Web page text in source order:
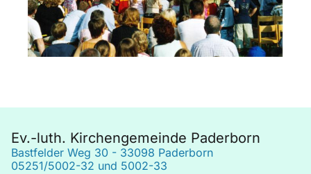
Ev.-luth. Kirchengemeinde Paderborn
Bastfelder Weg 30 - 33098 Paderborn
05251/5002-32 und 5002-33